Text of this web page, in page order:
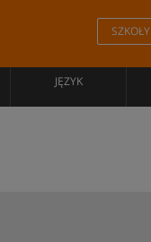
SZKOŁY
JĘZYK